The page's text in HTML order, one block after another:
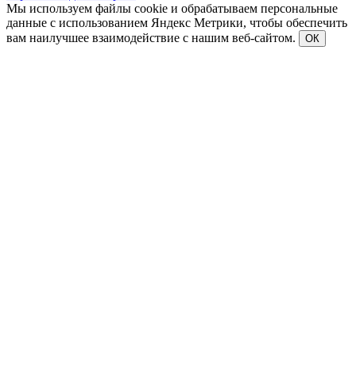
Мы используем файлы cookie и обрабатываем персональные
данные с использованием Яндекс Метрики, чтобы обеспечить
вам наилучшее взаимодействие с нашим веб-сайтом.
ОК